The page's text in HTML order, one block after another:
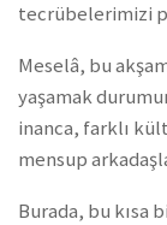
tecrübelerimizi
Meselâ, bu
yaşamak
inanca, farklı
mensup
Burada, bu